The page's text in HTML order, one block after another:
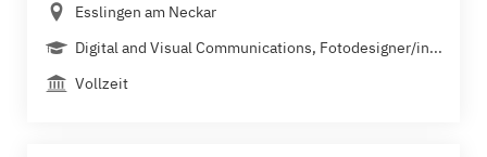
Esslingen am Neckar
Digital and Visual Communications, Fotodesigner/in...
Vollzeit